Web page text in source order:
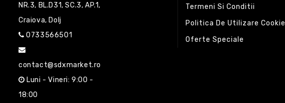
NR.3, BL.D31, SC.3, AP.1,
Craiova, Dolj
0733566501
contact@sdxmarket.ro
Luni - Vineri: 9:00 -
18:00
Termeni Si Conditii
Politica De Utilizare Cookie
Oferte Speciale